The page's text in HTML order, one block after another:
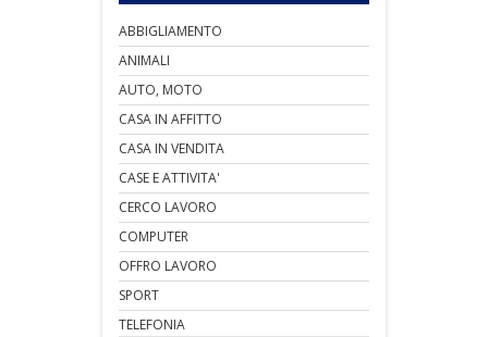
ABBIGLIAMENTO
ANIMALI
AUTO, MOTO
CASA IN AFFITTO
CASA IN VENDITA
CASE E ATTIVITA'
CERCO LAVORO
COMPUTER
OFFRO LAVORO
SPORT
TELEFONIA